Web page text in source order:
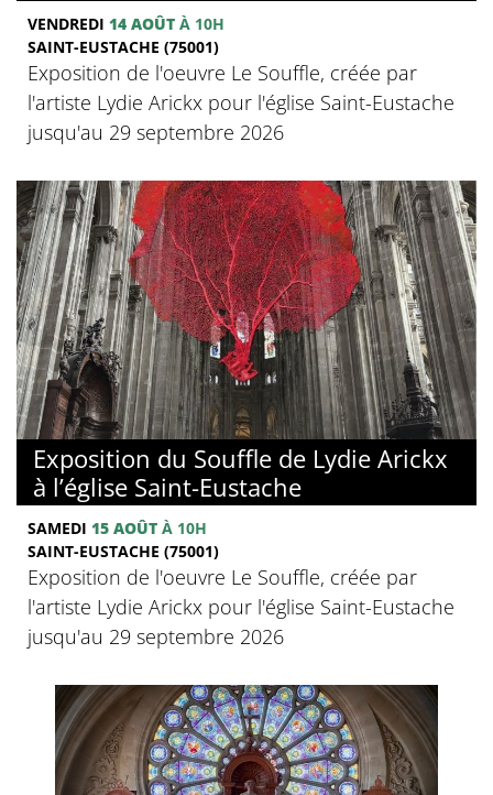
VENDREDI 14 AOÛT À 10H
SAINT-EUSTACHE (75001)
Exposition de l'oeuvre Le Souffle, créée par
l'artiste Lydie Arickx pour l'église Saint-Eustache
jusqu'au 29 septembre 2026
Exposition du Souffle de Lydie Arickx
à l’église Saint-Eustache
SAMEDI 15 AOÛT À 10H
SAINT-EUSTACHE (75001)
Exposition de l'oeuvre Le Souffle, créée par
l'artiste Lydie Arickx pour l'église Saint-Eustache
jusqu'au 29 septembre 2026